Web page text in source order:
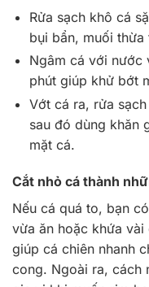
Rửa sạch khô cá
bụi bẩn, muối thừa
Ngâm cá với nước
phút giúp khử bớt
Vớt cá ra, rửa
sau đó dùng khăn
mặt cá.
Cắt nhỏ cá thành
Nếu cá quá to, bạn
vừa ăn hoặc khứa
giúp cá chiên nhanh
cong. Ngoài ra, cách